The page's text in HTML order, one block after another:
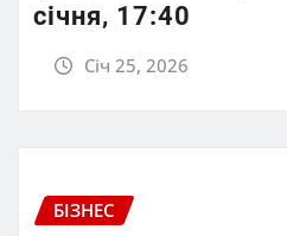
січня, 17:40
Січ 25, 2026
БІЗНЕС